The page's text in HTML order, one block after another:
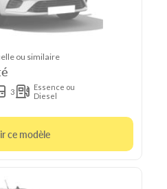
ou similaire
3
Essence ou
Diesel
ce modèle